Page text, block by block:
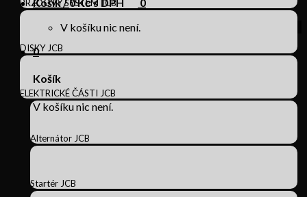
V košíku nic není.
0
Košík
V košíku nic není.
BRZDOVÝ SYSTÉM JCB
DISKY JCB
ELEKTRICKÉ ČÁSTI JCB
Alternátor JCB
Startér JCB